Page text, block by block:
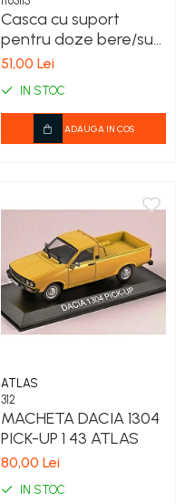
Casca cu suport
pentru doze bere/suc,
culoare roșie,
adulți – Cod 63115
51,00 Lei
IN STOC
ADAUGA IN COS
ATLAS
312
MACHETA DACIA 1304
PICK-UP 1 43 ATLAS
80,00 Lei
IN STOC